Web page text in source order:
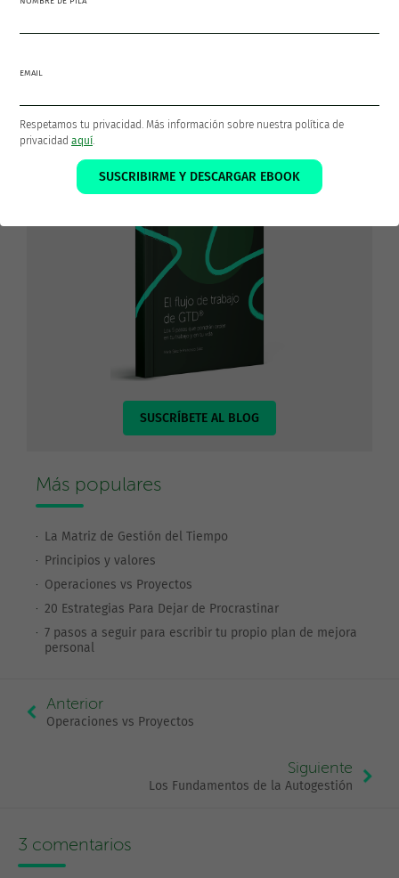
Los 5 pasos que pondrán tu vida
GTD®!
SUSCRÍBETE AL BLOG
Más populares
La Matriz de Gestión del Tiempo
Principios y valores
Operaciones vs Proyectos
20 Estrategias Para Dejar de Procrastinar
7 pasos a seguir para escribir tu propio plan de mejora
personal
Anterior
Operaciones vs Proyectos
Siguiente
Los Fundamentos de la Autogestión
3 comentarios
EMAIL
Respetamos tu privacidad. Más información sobre nuestra política de
privacidad aquí
SUSCRIBIRME Y DESCARGAR EBOOK